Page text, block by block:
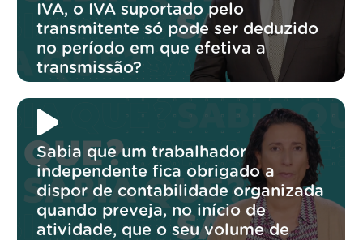
IVA, o IVA suportado pelo
transmitente só pode ser deduzido
no período em que efetiva a
transmissão?
Sabia que um trabalhador
independente fica obrigado a
dispor de contabilidade organizada
quando preveja, no início de
atividade, que o seu volume de